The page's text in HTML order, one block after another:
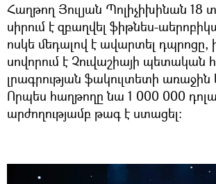
Հաղթող Յուլյան Պոլիչիխինան 18
սիրում է զբաղվել ֆիթնես-
ոսկե մեդալով է ավարտել դպրոցը,
սովորում է Չուվաշիայի պետական
լրագրության ֆակուլտետի առաջին
Որպես հաղթողը նա 1 000 000
արժողությամբ թագ է ստացել։